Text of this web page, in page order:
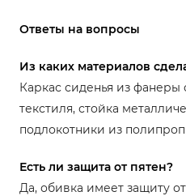
Ответы на вопросы
Из каких материалов
Каркас сиденья из фанеры
текстиля, стойка
подлокотники из
Есть ли защита от пятен?
Да, обивка имеет защиту